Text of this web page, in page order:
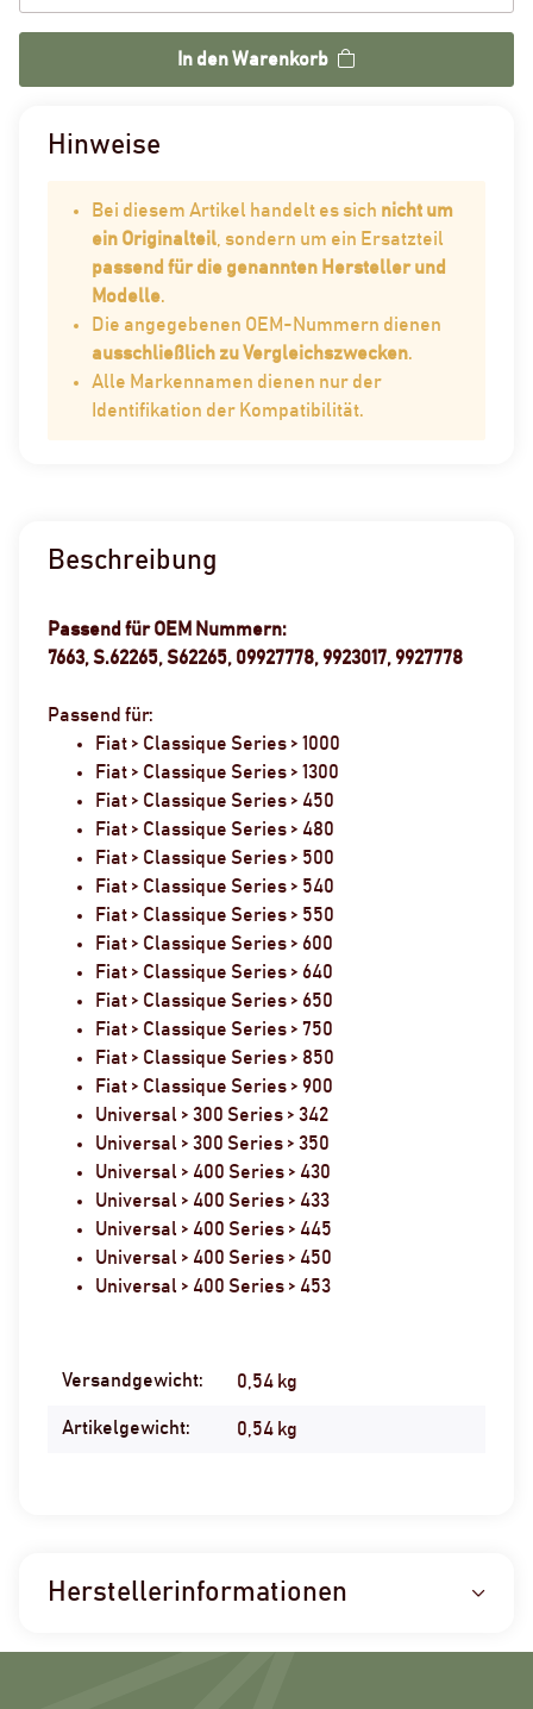
In den Warenkorb
Hinweise
Bei diesem Artikel handelt es sich nicht um
ein Originalteil , sondern um ein Ersatzteil
passend für die genannten Hersteller und
Modelle.
Die angegebenen OEM-Nummern dienen
ausschließlich zu Vergleichszwecken.
Alle Markennamen dienen nur der
Identifikation der Kompatibilität.
Beschreibung
Passend für OEM Nummern:
7663, S.62265, S62265, 09927778, 9923017, 9927778
Passend für:
Fiat > Classique Series > 1000
Fiat > Classique Series > 1300
Fiat > Classique Series > 450
Fiat > Classique Series > 480
Fiat > Classique Series > 500
Fiat > Classique Series > 540
Fiat > Classique Series > 550
Fiat > Classique Series > 600
Fiat > Classique Series > 640
Fiat > Classique Series > 650
Fiat > Classique Series > 750
Fiat > Classique Series > 850
Fiat > Classique Series > 900
Universal > 300 Series > 342
Universal > 300 Series > 350
Universal > 400 Series > 430
Universal > 400 Series > 433
Universal > 400 Series > 445
Universal > 400 Series > 450
Universal > 400 Series > 453
Produkteigenschaft
Wert
Versandgewicht: 0,54 kg
Artikelgewicht: 0,54 kg
Herstellerinformationen